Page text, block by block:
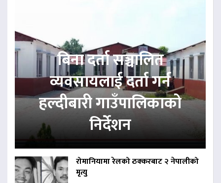
बिना दर्ता सञ्चालित
व्यवसायलाई दर्ता गर्न
हल्दीबारी गाउँपालिकाको
निर्देशन
रोमानियामा रेलको ठक्करबाट २ नेपालीको
मृत्यु